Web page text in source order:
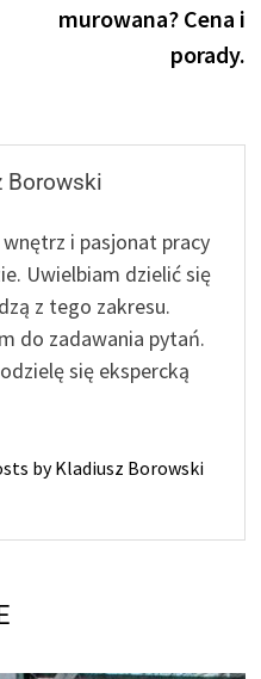
murowana? Cena i
porady.
Borowski
i pasjonat pracy
Uwielbiam dzielić się
z tego zakresu.
do zadawania pytań.
się ekspercką
by Kladiusz Borowski